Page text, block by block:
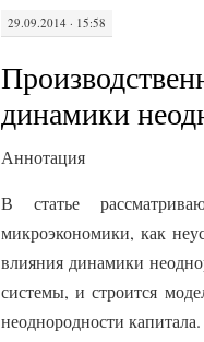
29.09.2014 · 15:58
динамики
Аннотация
В статье
микроэкономики, как
влияния динамики
системы, и строится
неоднородности капитала.